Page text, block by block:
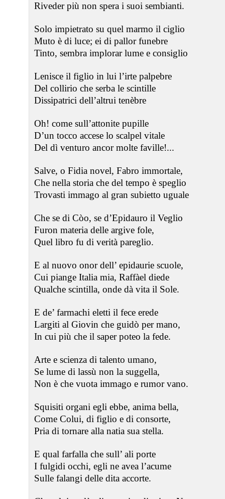
Riveder più non spera i suoi sembianti.
Solo impietrato su quel marmo il ciglio
Muto è di luce; ei di pallor funebre
Tinto, sembra implorar lume e consiglio
Lenisce il figlio in lui l’irte palpebre
Del collirio che serba le scintille
Dissipatrici dell’altrui tenèbre
Oh! come sull’attonite pupille
D’un tocco accese lo scalpel vitale
Del dì venturo ancor molte faville!...
Salve, o Fidia novel, Fabro immortale,
Che nella storia che del tempo è speglio
Trovasti immago al gran subietto uguale
Che se di Còo, se d’Epidauro il Veglio
Furon materia delle argive fole,
Quel libro fu di verità pareglio.
E al nuovo onor dell’ epidaurie scuole,
Cui piange Italia mia, Raffàel diede
Qualche scintilla, onde dà vita il Sole.
E de’ farmachi eletti il fece erede
Largiti al Giovin che guidò per mano,
In cui più che il saper poteo la fede.
Arte e scienza di talento umano,
Se lume di lassù non la suggella,
Non è che vuota immago e rumor vano.
Squisiti organi egli ebbe, anima bella,
Come Colui, di figlio e di consorte,
Pria di tornare alla natia sua stella.
E qual farfalla che sull’ ali porte
I fulgidi occhi, egli ne avea l’acume
Sulle falangi delle dita accorte.